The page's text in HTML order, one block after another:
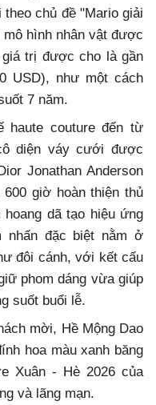
chủ đề "Mario giải
hình nhân vật được
trị được cho là gần
USD), như một cách
7 năm.
haute couture đến từ
diện váy cưới được
Jonathan Anderson
giờ hoàn thiện thủ
dã tạo hiệu ứng
nhấn đặc biệt nằm ở
đôi cánh, với kết cấu
phom dáng vừa giúp
suốt buổi lễ.
mời, Hề Mộng Dao
hoa màu xanh băng
Xuân - Hè 2026 của
và lãng mạn.